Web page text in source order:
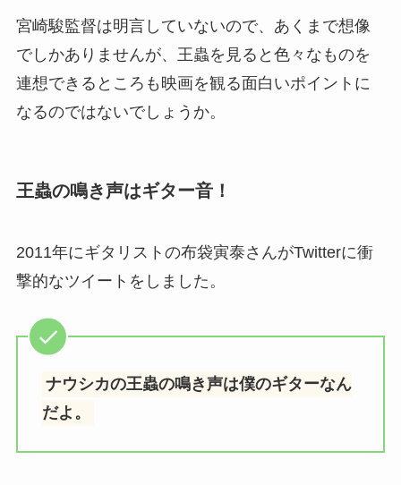
宮崎駿監督は明言していないので、あくまで想像
でしかありませんが、王蟲を見ると色々なものを
連想できるところも映画を観る面白いポイントに
なるのではないでしょうか。
王蟲の鳴き声はギター音！
2011年にギタリストの布袋寅泰さんがTwitterに衝
撃的なツイートをしました。
ナウシカの王蟲の鳴き声は僕のギターなん
だよ。